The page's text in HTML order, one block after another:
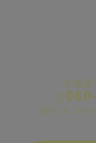
お電話
受付／8：00